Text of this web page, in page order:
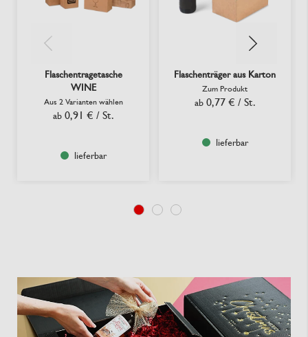
Flaschentragetasche
WINE
Aus 2 Varianten wählen
ab 0,91 € / St.
lieferbar
Flaschenträger aus Karton
Zum Produkt
ab 0,77 € / St.
lieferbar